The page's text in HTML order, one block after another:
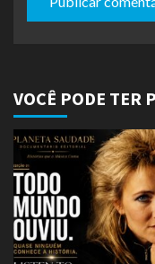
VOCÊ PODE TER